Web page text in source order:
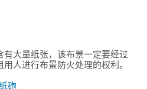
大量纸张，该布景一定要经过
人进行布景防火处理的权利。
砲